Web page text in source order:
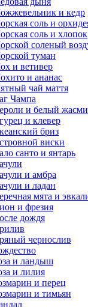
и кедр
соль и
соль и хлопок
соленый
туман
и ветивер
и ананас
чай маття
Чампа
и белый
и клевер
бриз
виски
санто и янтарь
и амбра
и ладан
мята и
и фрезия
дождя
чернослив
и ландыш
и лилия
и перец
и тимьян